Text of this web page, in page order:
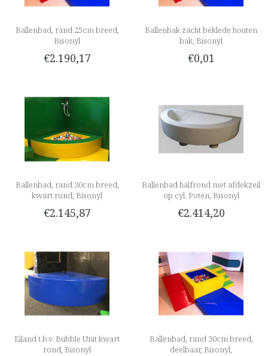
Ballenbad, rand 25cm breed,
Bisonyl
€2.190,17
Ballenbak zacht beklede houten
bak, Bisonyl
€0,01
Ballenbad, rand 30cm breed,
kwart rond, Bisonyl
€2.145,87
Ballenbad halfrond met afdekzeil
op cyl. Poten, Bisonyl
€2.414,20
Eiland t.b.v. Bubble Unit kwart
rond, Bisonyl
Ballenbad, rand 30cm breed,
deelbaar, Bisonyl,